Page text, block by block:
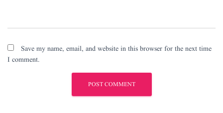
Save my name, email, and website in this browser for the next time
I comment.